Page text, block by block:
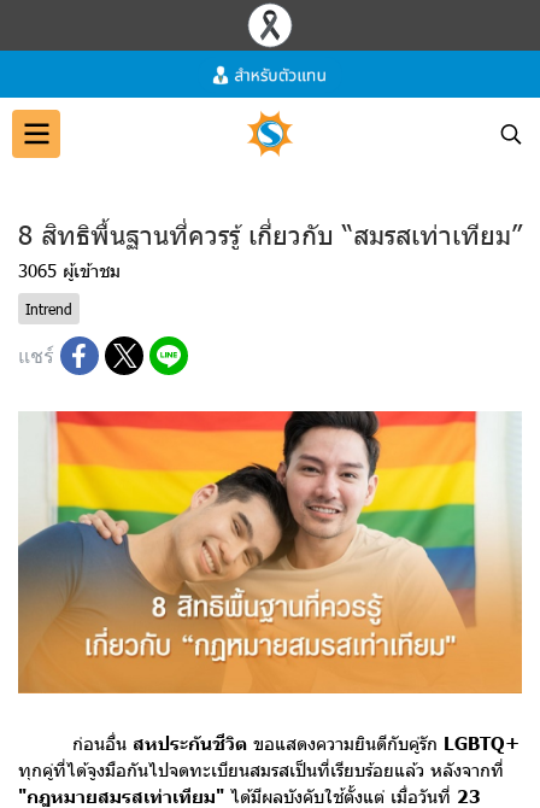
8 สิทธิพื้นฐานที่ควรรู้ เกี่ยวกับ “สมรสเท่าเทียม”
3065 ผู้เข้าชม
Intrend
แชร์
ก่อนอื่น สหประกันชีวิต ขอแสดงความยินดีกับคู่รัก LGBTQ+
ทุกคู่ที่ได้จูงมือกันไปจดทะเบียนสมรสเป็นที่เรียบร้อยแล้ว หลังจากที่
"กฎหมายสมรสเท่าเทียม" ได้มีผลบังคับใช้ตั้งแต่ เมื่อวันที่ 23